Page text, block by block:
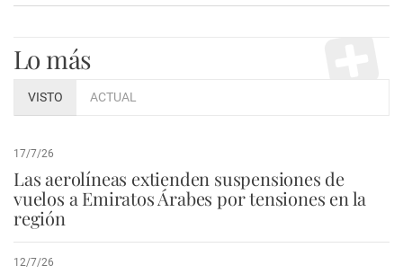
Lo más
VISTO ACTUAL
17/7/26
Las aerolíneas extienden suspensiones de
vuelos a Emiratos Árabes por tensiones en la
región
12/7/26